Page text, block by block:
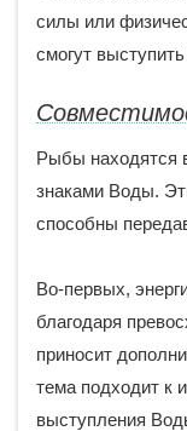
силы или
смогут
Рыбы находятся
знаками Воды.
способны
Во-первых,
благодаря
приносит
тема подходит к
выступления